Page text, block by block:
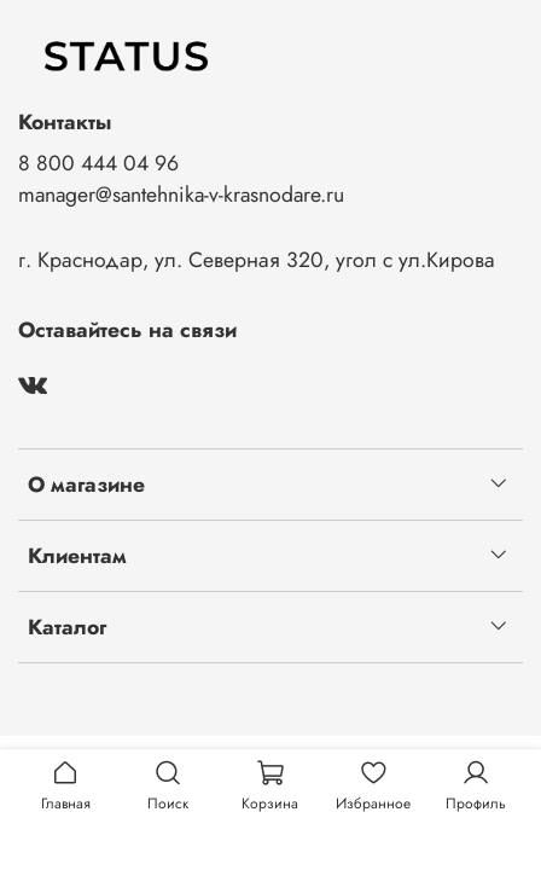
О магазине
Клиентам
Каталог
Контакты
8 800 444 04 96
manager@santehnika-v-krasnodare.ru
г. Краснодар, ул. Северная 320, угол с ул.Кирова
Оставайтесь на связи
Главная Поиск Корзина Избранное Профиль